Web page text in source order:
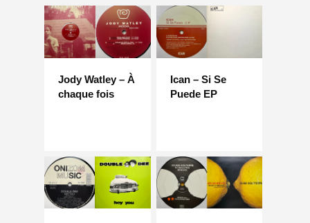
Jody Watley – À
chaque fois
Ican – Si Se
Puede EP